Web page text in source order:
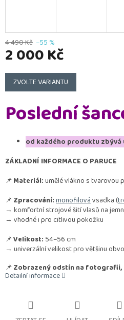
4 490 Kč –55 %
2 000 Kč
Měrná
cena:
ZVOLTE VARIANTU
Poslední
od každého produktu zbývá
ZÁKLADNÍ INFORMACE O PARUCE
📌Materiál:umělé vlákno s tvarovou
📌Zpracování:monofilovávsadka (
→ komfortní strojové šití vlasů na
→ vhodné i pro citlivou pokožku
📌Velikost: 54–56 cm
→ univerzální velikost pro většinu
📌Zobrazený odstín na fotografii,
Detailní informace